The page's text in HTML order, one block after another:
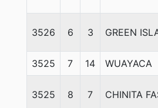
3526 6 3 GREEN
3525 7 14 WUAYACA
3525 8 7 CHINITA